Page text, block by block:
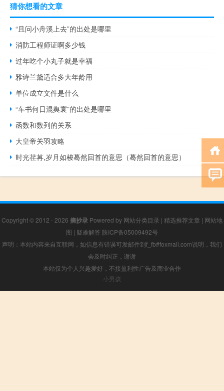
猜你想看的文章
“且问小舟溪上去”的出处是哪里
消防工程师证啊多少钱
过年吃个小丸子就是幸福
雅诗兰黛适合多大年龄用
单位成立文件是什么
“车书何日混舆寰”的出处是哪里
函数和数列的关系
大皇帝关羽攻略
时光荏苒,岁月如梭蓦然回首的意思（蓦然回首的意思）
Copyright © 2012 - 2026 摘抄录 Powered by 网站分类目录 | 精选推荐文章 | 网站地
图 | 疑难解答 陕ICP备05009492号
声明：本站内容来自互联网，如信息有错误可发邮件到f_fb#foxmail.com说明，我们
会及时纠正，谢谢
本站仅为个人兴趣爱好，不接盈利性广告及商业合作
小男孩